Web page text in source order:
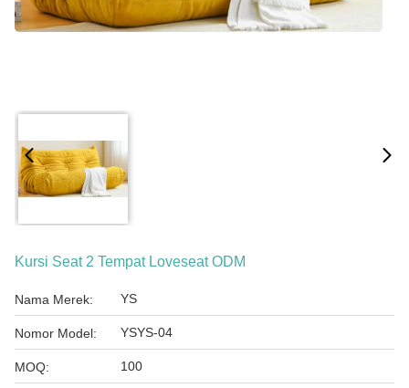
Kursi Seat 2 Tempat Loveseat ODM
Nama Merek: YS
Nomor Model: YSYS-04
MOQ: 100